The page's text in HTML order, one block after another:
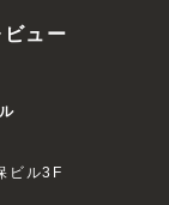
ビュー
ビル3F